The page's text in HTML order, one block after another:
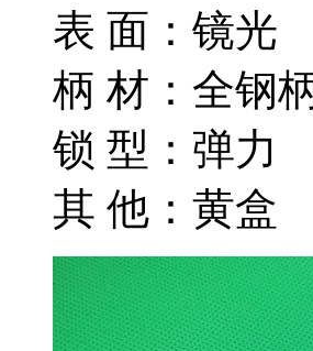
表 面：镜光
柄 材：全钢
锁 型：弹力
其 他：黄盒